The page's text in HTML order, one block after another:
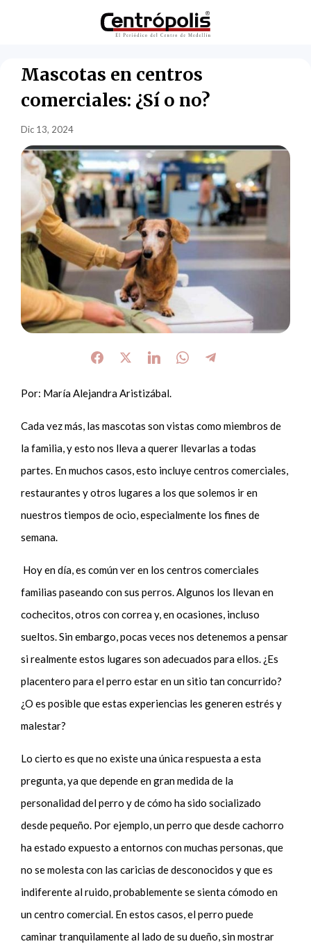
Mascotas en centros
comerciales: ¿Sí o no?
Dic 13, 2024
Por: María Alejandra Aristizábal.
Cada vez más, las mascotas son vistas como miembros de
la familia, y esto nos lleva a querer llevarlas a todas
partes. En muchos casos, esto incluye centros comerciales,
restaurantes y otros lugares a los que solemos ir en
nuestros tiempos de ocio, especialmente los fines de
semana.
Hoy en día, es común ver en los centros comerciales
familias paseando con sus perros. Algunos los llevan en
cochecitos, otros con correa y, en ocasiones, incluso
sueltos. Sin embargo, pocas veces nos detenemos a pensar
si realmente estos lugares son adecuados para ellos. ¿Es
placentero para el perro estar en un sitio tan concurrido?
¿O es posible que estas experiencias les generen estrés y
malestar?
Lo cierto es que no existe una única respuesta a esta
pregunta, ya que depende en gran medida de la
personalidad del perro y de cómo ha sido socializado
desde pequeño. Por ejemplo, un perro que desde cachorro
ha estado expuesto a entornos con muchas personas, que
no se molesta con las caricias de desconocidos y que es
indiferente al ruido, probablemente se sienta cómodo en
un centro comercial. En estos casos, el perro puede
caminar tranquilamente al lado de su dueño, sin mostrar